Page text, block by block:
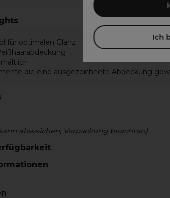
Ich
für optimalen Glanz
die eine ausgezeichnete Abdeckung
abweichen, Verpackung beachten)